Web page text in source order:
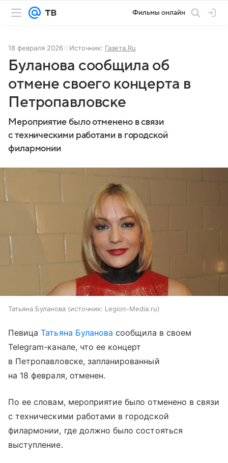
Фильмы онлайн
18 февраля 2026 Источник: Газета.Ru
Буланова сообщила об
отмене своего концерта в
Петропавловске
Мероприятие было отменено в связи
с техническими работами в городской
филармонии
Татьяна Буланова источник: Legion-Media.ru
ПевицаТатьяна Буланова сообщила в своем
Telegram-канале, что ее концерт
в Петропавловске, запланированный
на 18 февраля, отменен.
По ее словам, мероприятие было отменено в связи
с техническими работами в городской
филармонии, где должно было состояться
выступление.